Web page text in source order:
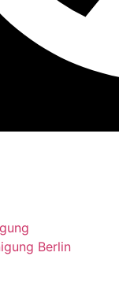
Berlin